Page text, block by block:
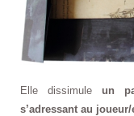
Elle dissimule un
s’adressant au